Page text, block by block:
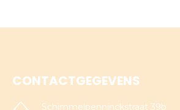
CONTACTGEGEVENS
Schimmelpenninckstraat 39b